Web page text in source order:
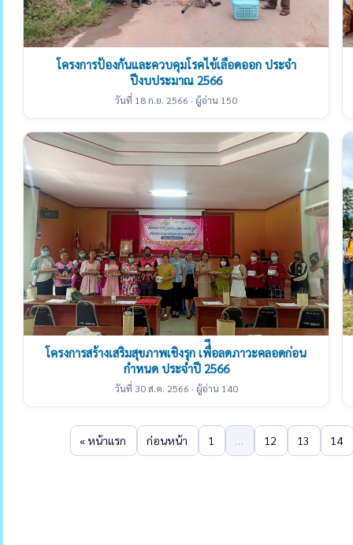
โครงการป้องกันและควบคุมโรคไข้เลือดออก ประจำ
ปีงบประมาณ 2566
วันที่ 18 ก.ย. 2566 · ผู้อ่าน 150
โครงการสร้างเสริมสุขภาพเชิงรุก เพื่ีอลดภาวะคลอดก่อน
กำหนด ประจำปี 2566
วันที่ 30 ส.ค. 2566 · ผู้อ่าน 140
« หน้าแรก ก่อนหน้า 1 … 12 13 14